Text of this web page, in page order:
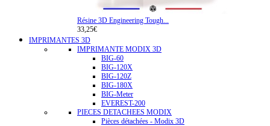
Résine 3D Engineering Tough...
33,25€
IMPRIMANTES 3D
IMPRIMANTE MODIX 3D
BIG-60
BIG-120X
BIG-120Z
BIG-180X
BIG-Meter
EVEREST-200
PIECES DETACHEES MODIX
Pièces détachées - Modix 3D